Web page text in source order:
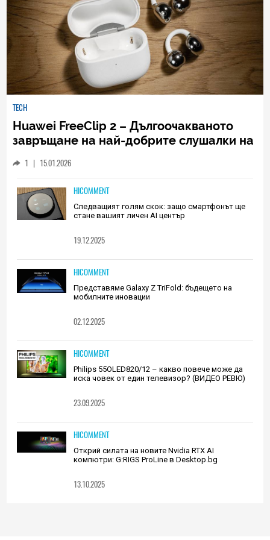
TECH
Huawei FreeClip 2 – Дългоочакваното
завръщане на най-добрите слушалки на
1 | 15.01.2026
HICOMMENT
Следващият голям скок: защо смартфонът ще
стане вашият личен AI център
19.12.2025
HICOMMENT
Представяме Galaxy Z TriFold: бъдещето на
мобилните иновации
02.12.2025
HICOMMENT
Philips 55OLED820/12 – какво повече може да
иска човек от един телевизор? (ВИДЕО РЕВЮ)
23.09.2025
HICOMMENT
Открий силата на новите Nvidia RTX AI
компютри: G:RIGS ProLine в Desktop.bg
13.10.2025